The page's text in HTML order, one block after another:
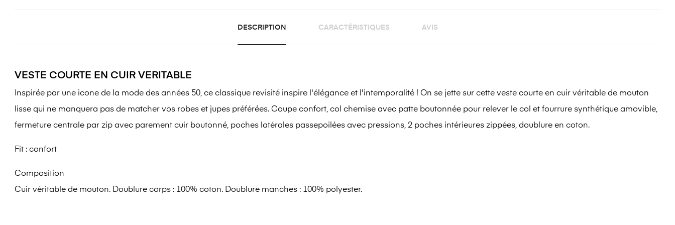
DESCRIPTION CARACTÉRISTIQUES AVIS
VESTE COURTE EN CUIR VERITABLE
Inspirée par une icone de la mode des années 50, ce classique revisité inspire l'élégance et l'intemporalité ! On se jette sur cette veste courte en cuir véritable de mouton
lisse qui ne manquera pas de matcher vos robes et jupes préférées. Coupe confort, col chemise avec patte boutonnée pour relever le col et fourrure synthétique amovible,
fermeture centrale par zip avec parement cuir boutonné, poches latérales passepoilées avec pressions, 2 poches intérieures zippées, doublure en coton.
Fit : confort
Composition
Cuir véritable de mouton. Doublure corps : 100% coton. Doublure manches : 100% polyester.